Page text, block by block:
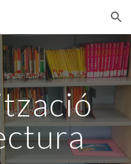
Skip to navigation